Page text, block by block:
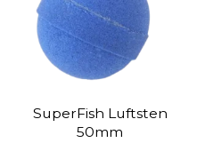
SuperFish Luftsten
50mm